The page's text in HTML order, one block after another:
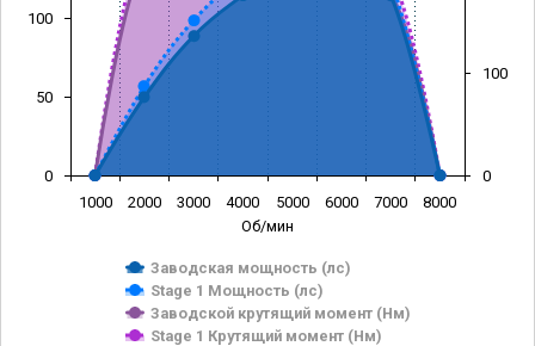
Об/мин
Заводская мощность (лс)
Stage 1 Мощность (лс)
Заводской крутящий момент (Нм)
Stage 1 Крутящий момент (Нм)
1000 2000 3000 4000 5000 6000 7000 8000
0
50
100
0
100